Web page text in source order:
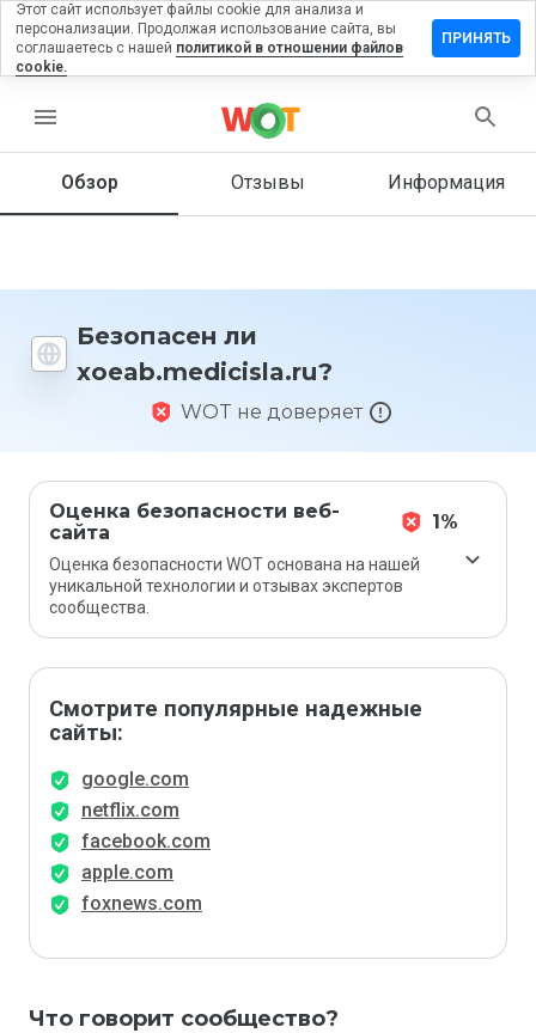
menu
Обзор Отзывы Информация
Безопасен ли
xoeab.medicisla.ru?
WOT не доверяет
Оценка безопасности веб-
сайта
1%
Оценка безопасности WOT основана на нашей
уникальной технологии и отзывах экспертов
сообщества.
Смотрите популярные надежные
сайты:
google.com
netflix.com
facebook.com
apple.com
foxnews.com
Что говорит сообщество?
отзыв
Как бы
этот
1 до 5?
Этот сайт использует файлы cookie для анализа и
персонализации. Продолжая использование сайта, вы
соглашаетесь с нашей политикой в отношении файлов
cookie.
ПРИНЯТЬ